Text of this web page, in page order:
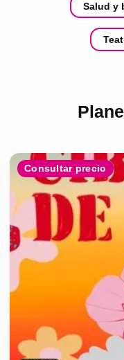
Salud y
Consultar precio